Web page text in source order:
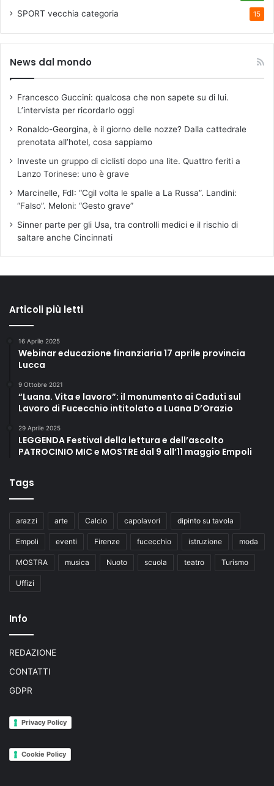
SPORT vecchia categoria 15
News dal mondo
Francesco Guccini: qualcosa che non sapete su di lui.
L’intervista per ricordarlo oggi
Ronaldo-Georgina, è il giorno delle nozze? Dalla cattedrale
prenotata all’hotel, cosa sappiamo
Investe un gruppo di ciclisti dopo una lite. Quattro feriti a
Lanzo Torinese: uno è grave
Marcinelle, FdI: “Cgil volta le spalle a La Russa”. Landini:
“Falso”. Meloni: “Gesto grave”
Sinner parte per gli Usa, tra controlli medici e il rischio di
saltare anche Cincinnati
Articoli più letti
16 Aprile 2025
Webinar educazione finanziaria 17 aprile provincia
Lucca
9 Ottobre 2021
“Luana. Vita e lavoro”: il monumento ai Caduti sul
Lavoro di Fucecchio intitolato a Luana D’Orazio
29 Aprile 2025
LEGGENDA Festival della lettura e dell’ascolto
PATROCINIO MIC e MOSTRE dal 9 all’11 maggio Empoli
Tags
arazzi arte Calcio capolavori dipinto su tavola
Empoli eventi Firenze fucecchio istruzione moda
MOSTRA musica Nuoto scuola teatro Turismo
Uffizi
Info
REDAZIONE
CONTATTI
GDPR
Privacy Policy
Cookie Policy